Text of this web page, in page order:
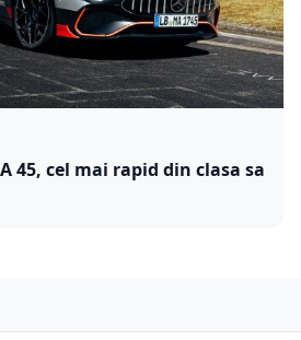
45, cel mai rapid din clasa sa